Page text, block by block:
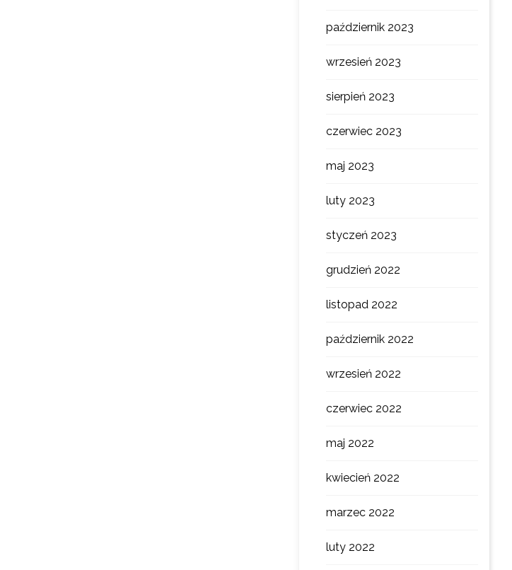
październik 2023
wrzesień 2023
sierpień 2023
czerwiec 2023
maj 2023
luty 2023
styczeń 2023
grudzień 2022
listopad 2022
październik 2022
wrzesień 2022
czerwiec 2022
maj 2022
kwiecień 2022
marzec 2022
luty 2022